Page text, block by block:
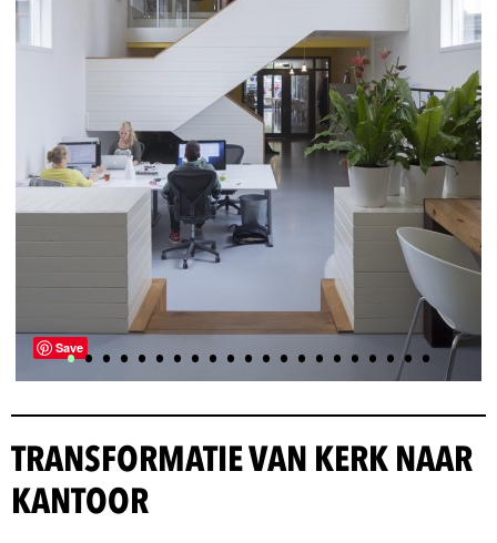
•••••••••••••••••••••
Save
TRANSFORMATIE VAN KERK NAAR
KANTOOR